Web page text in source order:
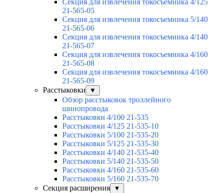
Секция для извлечения токосъемника 4/125
21-565-05
Секция для извлечения токосъемника 5/140
21-565-06
Секция для извлечения токосъемника 4/140
21-565-07
Секция для извлечения токосъемника 4/160
21-565-08
Секция для извлечения токосъемника 4/160
21-565-09
Расстыковки
▼
Обзор расстыковок троллейного
шинопровода
Расстыковки 4/100 21-535
Расстыковки 4/125 21-535-10
Расстыковки 5/100 21-535-20
Расстыковки 5/125 21-535-30
Расстыковки 4/140 21-535-40
Расстыковки 5/140 21-535-50
Расстыковки 4/160 21-535-60
Расстыковки 5/160 21-535-70
Секция расширения
▼